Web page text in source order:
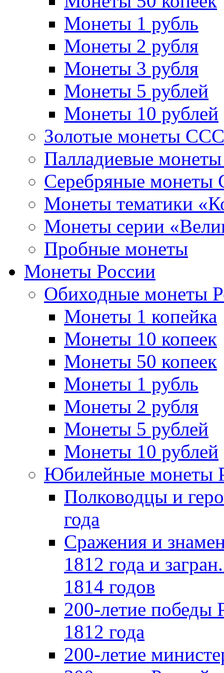
Монеты 1 рубль
Монеты 2 рубля
Монеты 3 рубля
Монеты 5 рублей
Монеты 10 рублей
Золотые монеты
Палладиевые
Серебряные монеты
Монеты тематики
Монеты серии
Пробные монеты
Монеты России
Обиходные монеты
Монеты 1 копейка
Монеты 10 копеек
Монеты 50 копеек
Монеты 1 рубль
Монеты 2 рубля
Монеты 5 рублей
Монеты 10 рублей
Юбилейные монеты
Полководцы и
года
Сражения и
1812 года и
1814 годов
200-летие победы
1812 года
200-летие